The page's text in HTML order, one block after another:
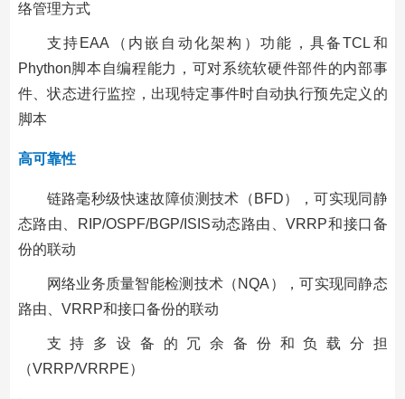
络管理方式
支持EAA（内嵌自动化架构）功能，具备TCL和
Phython脚本自编程能力，可对系统软硬件部件的内部事
件、状态进行监控，出现特定事件时自动执行预先定义的
脚本
高可靠性
链路毫秒级快速故障侦测技术（BFD），可实现同静
态路由、RIP/OSPF/BGP/ISIS动态路由、VRRP和接口备
份的联动
网络业务质量智能检测技术（NQA），可实现同静态
路由、VRRP和接口备份的联动
支持多设备的冗余备份和负载分担
（VRRP/VRRPE）